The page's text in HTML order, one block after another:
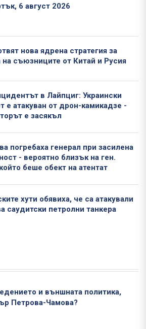
6 август 2026
нова ядрена стратегия за
на съюзниците от Китай и Русия
в Лайпциг: Украински
е атакуван от дрон-камикадзе -
е засякъл
погребаха генерал при засилена
- вероятно близък на ген.
беше обект на атентат
хути обявиха, че са атакували
саудитски петролни танкера
и външната политика,
Петрова-Чамова?